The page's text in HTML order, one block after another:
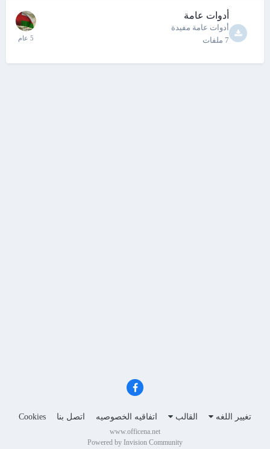
أدوات عامة
أدوات عامة مفيدة
7 ملفات
تغيير اللغه القالب اتفاقيه الخصوصيه اتصل بنا Cookies
www.officena.net
Powered by Invision Community